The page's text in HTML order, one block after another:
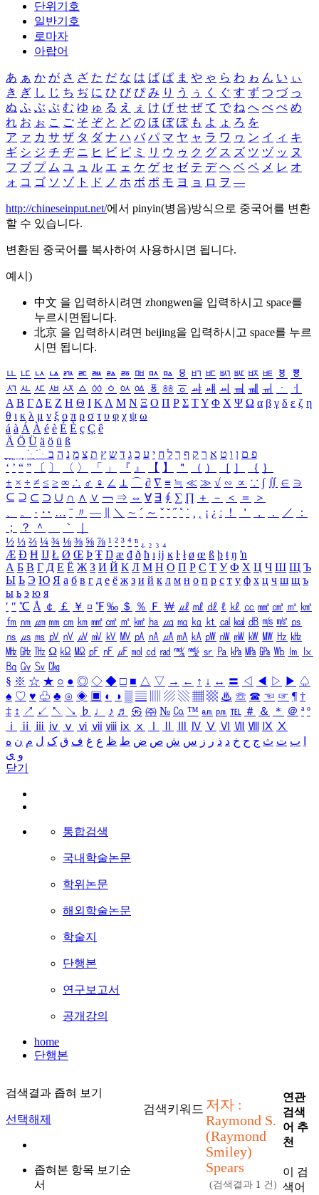
단위기호
일반기호
로마자
아랍어
あ ぁ か が さ ざ た だ な は ば ぱ ま や ゃ ら わ ゎ ん い ぃ
き ぎ し じ ち ぢ に ひ び ぴ み り う ぅ く ぐ す ず つ づ っ
ぬ ふ ぶ ぷ む ゆ ゅ る え ぇ け げ せ ぜ て で ね へ べ ぺ め
れ お ぉ こ ご そ ぞ と ど の ほ ぼ ぽ も よ ょ ろ を
ア ァ カ サ ザ タ ダ ナ ハ バ パ マ ヤ ャ ラ ワ ヮ ン イ ィ キ
ギ シ ジ チ ヂ ニ ヒ ビ ピ ミ リ ウ ゥ ク グ ス ズ ツ ヅ ッ ヌ
フ ブ プ ム ユ ュ ル エ ェ ケ ゲ セ ゼ テ デ ヘ ベ ペ メ レ オ
ォ コ ゴ ソ ゾ ト ド ノ ホ ボ ポ モ ヨ ョ ロ ヲ ―
http://chineseinput.net/에서 pinyin(병음)방식으로 중국어를 변환
할 수 있습니다.
변환된 중국어를 복사하여 사용하시면 됩니다.
예시)
中文 을 입력하시려면 zhongwen을 입력하시고 space를
누르시면됩니다.
北京 을 입력하시려면 beijing을 입력하시고 space를 누르
시면 됩니다.
ㅥ ㅦ ㅧ ㅨ ㅩ ㅪ ㅫ ㅬ ㅭ ㅮ ㅯ ㅰ ㅱ ㅲ ㅳ ㅴ ㅵ ㅶ ㅷ ㅸ
ㅹ
ㅺ ㅻ ㅼ ㅽ ㅾ ㅿ ㆀ ㆁ ㆂ ㆃ ㆄ ㆅ ㆆ ㆇ ㆈ ㆉ ㆊ ㆋ ㆌ ㆍ
ㆎ
Α Β ΓΔ Ε Ζ Η Θ Ι ΚΛ Μ Ν Ξ Ο Π Ρ Σ ΤΥ Φ Χ Ψ Ω α β γ δ ε ζ η
θ ι κ λ μ ν ξ ο π ρ σ τ υ φ χ ψ ω
á à Á À é è É È ç Ç ê
Ä Ö Ü ä ö ü ß
ִֶֹ ֻּ ׁׂ פ ם ן ו ט א ר ק ף ך ל ח י ע כ ג ד ש ץ ת צ מ נ ה ב
‘ ’ “ ” 〔 〕 〈 〉 「 」 『 』 【 】 ＂ （ ） ［ ］ ｛ ｝
± × ÷ ≠ ≤ ≥ ∞ ∴ ♂ ♀ ∠ ⊥ ⌒ ∂ ∇ ≡ ≒ ≪ ≫ √ ∽ ∝ ∵ ∫ ∬ ∈ ∋
⊆ ⊇ ⊂ ⊃ ∪ ∩ ∧ ∨ ￢ ⇒ ⇔ ∀ ∃ ∮ ∑ ∏ ＋ － ＜ ＝
＞
、
。 · ‥ … ¨ 〃 ― ＼ ∼ ´ ～ ˇ ˘ ˝ ˚ ˙ ¸ ¡ ¿ ː ！ ＇ ， ． ／
：
；
？ ＾ ｀
½ ⅓ ⅔ ¼ ¾ ⅛ ⅜ ⅝ ⅞ ¹ ² ³ ⁴ ⁿ ₁ ₂ ₃ ₄
Æ Ð Ħ Ĳ Ł Ø Œ Þ Ŧ Ŋ æ đ ð ħ ı ĳ ĸ ŀ ł ø œ ß þ ŧ ŋ ŉ
А Б В Г Д Е Ё Ж З И Й К Л М Н О П Р С Т У Ф Х Ц Ч Ш Щ Ъ
Ы Ь Э Ю Я а б в г д е ё ж з и й к л м н о п р с т у ф х ц ч ш щ ъ
ы ь э ю я
′ ″ ℃ Å ￠ ￡ ￥ ¤ ℉ ‰ ＄ ％ Ｆ ￦ ㎕ ㎖ ㎗ ℓ ㎘ ㏄ ㎣ ㎤ ㎥ ㎦
㎙ ㎚ ㎛ ㎜ ㎝ ㎞ ㎟ ㎠ ㎡ ㎢ ㏊ ㎍ ㎎ ㎏ ㏏ ㎈ ㎉ ㏈ ㎧ ㎨ ㎰
㎱ ㎲ ㎳ ㎴ ㎵ ㎶ ㎷ ㎸ ㎹ ㎀ ㎁ ㎂ ㎃ ㎄ ㎺ ㎻ ㎽ ㎾ ㎿ ㎐ ㎑
㎒ ㎓ ㎔ Ω ㏀ ㏁ ㎊ ㎋ ㎌ ㏖ ㏅ ㎭ ㎮ ㎯ ㏛ ㎩ ㎪ ㎫ ㎬ ㏝ ㏐
㏓
㏃ ㏉ ㏜ ㏆
§ ※ ☆ ★ ○ ● ◎ ◇ ◆ □ ■ △ ▽ → ← ↑ ↓ ↔ 〓 ◁ ◀ ▷ ▶ ♤
♠ ♡ ♥ ♧ ♣ ⊙ ◈ ▣ ◐ ◑ ▒ ▤ ▨ ▧ ▦ ▩ ♨ ☏ ☎ ☜ ☞ ¶ †
‡ ↕ ↗ ↙ ↖ ↘ ♭ ♩ ♪ ♬ ㉿ ㈜ № ㏇ ™ ㏂ ㏘ ℡ ＃ ＆ ＊ ＠ ª º
ⅰ
ⅱ ⅲ ⅳ ⅴ ⅵ ⅶ ⅷ ⅸ ⅹ Ⅳ Ⅴ Ⅵ Ⅶ Ⅷ Ⅸ Ⅹ
ب ت ث ج ح خ د ذ ر ز س ش ص ض ط ظ ع غ ف ق ک ل م ن ه
و ی
닫기
통합검색
국내학술논문
학위논문
해외학술논문
학술지
단행본
연구보고서
공개강의
home
단행본
검색결과 좁혀 보기
선택해제
좁혀본 항목 보기순
서
검색키워드 저자 :
Raymond S.
(Raymond
Smiley)
Spears
(검색결과 1 건)
연관
검색
어 추
천
이 검
색어